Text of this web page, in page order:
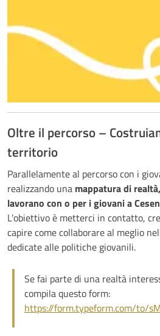
Oltre il percorso –
territorio
Parallelamente al percorso con i
realizzando una mappatura di
lavorano con o per i giovani a
L’obiettivo è metterci in contatto,
capire come collaborare al meglio
dedicate alle politiche giovanili.
Se fai parte di una realtà
compila questo form:
https://form.typeform.com/to/